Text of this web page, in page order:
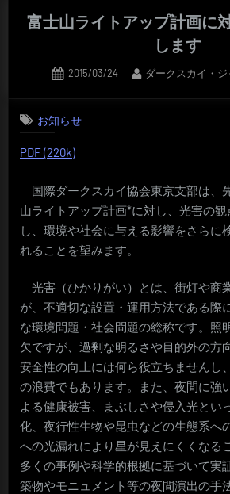
富士山ライトアップ計画に
します
Posted
2015/03/24 By
ダークスカイ・
お知らせ
PDF (220k)
国際ダークスカイ協会東京支部は、
山ライトアップ計画*に対し、光害の
し、環境や社会に与える影響をさらに
れることを望みます。
光害（ひかりがい）とは、街灯や商
が、不適切な設置・運用方法である際
な環境問題・社会問題の総称です。照
欠ですが、過剰な明るさや目的外の方
安全性の向上には何ら役立ちませんし
の浪費でもあります。また、夜間に強
よる健康被害、まぶしさや侵入光とい
化、夜行性生物や昆虫などの生態系へ
への光漏れにより星が見えにくくなる
多くの事例や科学的根拠に基づいて実
築物やモニュメント等の夜間演出の手